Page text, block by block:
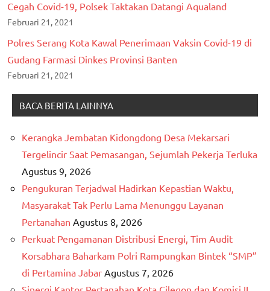
Cegah Covid-19, Polsek Taktakan Datangi Aqualand
Februari 21, 2021
Polres Serang Kota Kawal Penerimaan Vaksin Covid-19 di
Gudang Farmasi Dinkes Provinsi Banten
Februari 21, 2021
BACA BERITA LAINNYA
Kerangka Jembatan Kidongdong Desa Mekarsari
Tergelincir Saat Pemasangan, Sejumlah Pekerja Terluka
Agustus 9, 2026
Pengukuran Terjadwal Hadirkan Kepastian Waktu,
Masyarakat Tak Perlu Lama Menunggu Layanan
Pertanahan Agustus 8, 2026
Perkuat Pengamanan Distribusi Energi, Tim Audit
Korsabhara Baharkam Polri Rampungkan Bintek “SMP”
di Pertamina Jabar Agustus 7, 2026